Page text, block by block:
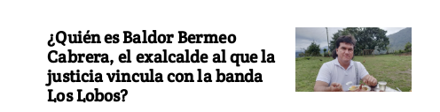
¿Quién es Baldor Bermeo
Cabrera, el exalcalde al que la
justicia vincula con la banda
Los Lobos?